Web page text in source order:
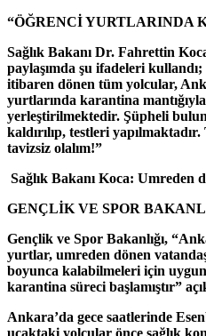
“ÖĞRENCİ YURTLARINDA
Sağlık Bakanı Dr. Fahrettin
paylaşımda şu ifadeleri
itibaren dönen tüm yolcular,
yurtlarında karantina
yerleştirilmektedir. Şüpheli
kaldırılıp, testleri
tavizsiz olalım!”
Sağlık Bakanı Koca: Umreden
GENÇLİK VE SPOR
Gençlik ve Spor Bakanlığı,
yurtlar, umreden dönen
boyunca kalabilmeleri için
karantina süreci başlamıştır”
Ankara’da gece saatlerinde
uçaktaki yolcular önce sağlık